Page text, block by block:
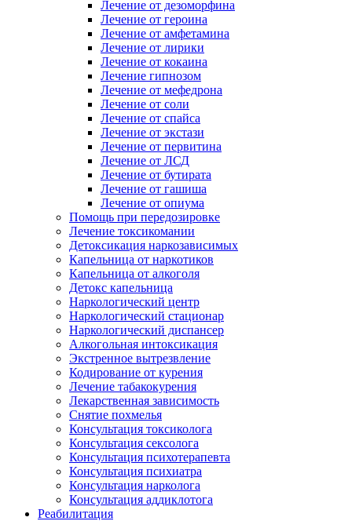
Лечение от дезоморфина
Лечение от героина
Лечение от амфетамина
Лечение от лирики
Лечение от кокаина
Лечение гипнозом
Лечение от мефедрона
Лечение от соли
Лечение от спайса
Лечение от экстази
Лечение от первитина
Лечение от ЛСД
Лечение от бутирата
Лечение от гашиша
Лечение от опиума
Помощь при передозировке
Лечение токсикомании
Детоксикация наркозависимых
Капельница от наркотиков
Капельница от алкоголя
Детокс капельница
Наркологический центр
Наркологический стационар
Наркологический диспансер
Алкогольная интоксикация
Экстренное вытрезвление
Кодирование от курения
Лечение табакокурения
Лекарственная зависимость
Снятие похмелья
Консультация токсиколога
Консультация сексолога
Консультация психотерапевта
Консультация психиатра
Консультация нарколога
Консультация аддиклотога
Реабилитация